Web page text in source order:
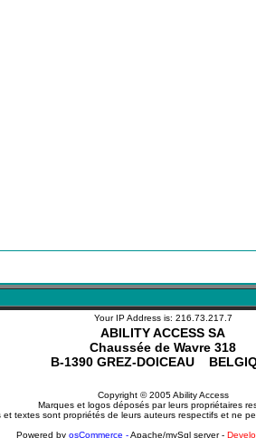
Your IP Address is: 216.73.217.7
ABILITY ACCESS SA
Chaussée de Wavre 318
B-1390 GREZ-DOICEAU
Copyright © 2005 Ability Access
Marques et logos déposés par leurs propriétaires
et textes sont propriétés de leurs auteurs respectifs et ne
Powered by osCommerce -Apache/mySql server -